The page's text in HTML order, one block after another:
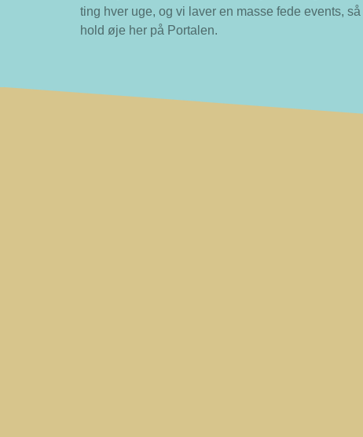
ting hver uge, og vi laver en masse fede events, så
hold øje her på Portalen.